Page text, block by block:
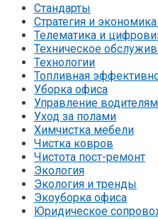
Стандарты
Стратегия и
Телематика и
Техническое
Технологии
Топливная
Уборка офиса
Управление
Уход за полами
Химчистка мебели
Чистка ковров
Чистота пост-ремонт
Экология
Экология и тренды
Экоуборка офиса
Юридическое